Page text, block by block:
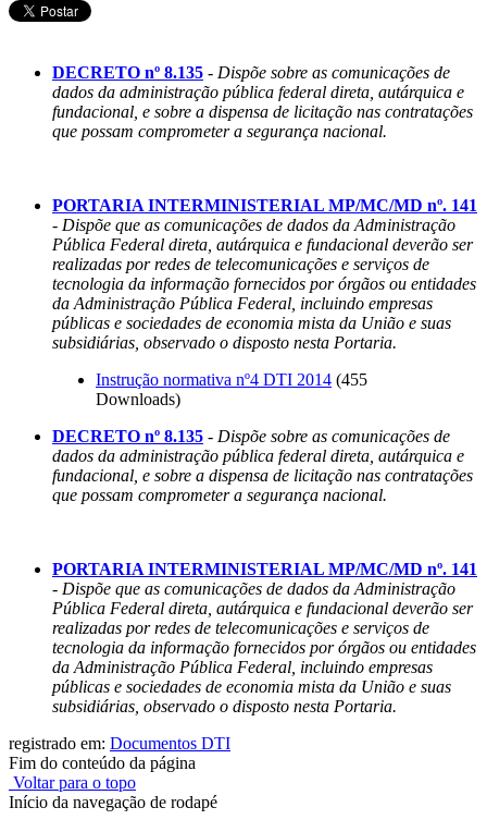
DECRETO nº 8.135 - Dispõe sobre as comunicações de
dados da administração pública federal direta, autárquica e
fundacional, e sobre a dispensa de licitação nas contratações
que possam comprometer a segurança nacional.
PORTARIA INTERMINISTERIAL MP/MC/MD nº. 141
- Dispõe que as comunicações de dados da Administração
Pública Federal direta, autárquica e fundacional deverão ser
realizadas por redes de telecomunicações e serviços de
tecnologia da informação fornecidos por órgãos ou entidades
da Administração Pública Federal, incluindo empresas
públicas e sociedades de economia mista da União e suas
subsidiárias, observado o disposto nesta Portaria.
Instrução normativa nº4 DTI 2014 (455
Downloads)
DECRETO nº 8.135 - Dispõe sobre as comunicações de
dados da administração pública federal direta, autárquica e
fundacional, e sobre a dispensa de licitação nas contratações
que possam comprometer a segurança nacional.
PORTARIA INTERMINISTERIAL MP/MC/MD nº. 141
- Dispõe que as comunicações de dados da Administração
Pública Federal direta, autárquica e fundacional deverão ser
realizadas por redes de telecomunicações e serviços de
tecnologia da informação fornecidos por órgãos ou entidades
da Administração Pública Federal, incluindo empresas
públicas e sociedades de economia mista da União e suas
subsidiárias, observado o disposto nesta Portaria.
registrado em: Documentos DTI
Fim do conteúdo da página
Voltar para o topo
Início da navegação de rodapé